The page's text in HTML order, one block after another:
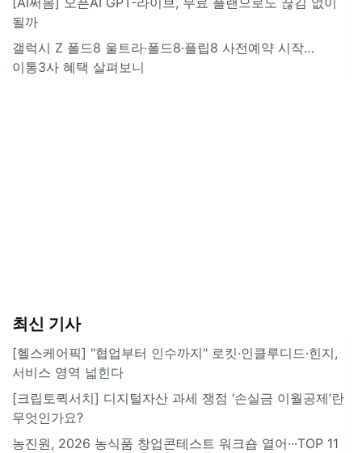
될까
갤럭시 Z 폴드8 울트라·폴드8·플립8 사전예약 시작…
이통3사 혜택 살펴보니
최신 기사
[헬스케어픽] "협업부터 인수까지" 로킷·인클루디드·힌지,
서비스 영역 넓힌다
[크립토퀵서치] 디지털자산 과세 쟁점 ‘손실금 이월공제’란
무엇인가요?
농진원, 2026 농식품 창업콘테스트 워크숍 열어···TOP 11